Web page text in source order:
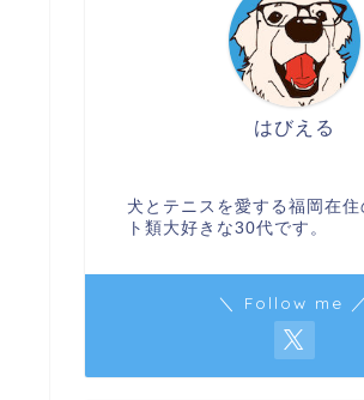
はびえる
犬とテニスを愛する福岡在住
ト類大好きな30代です。
＼ Follow me ／